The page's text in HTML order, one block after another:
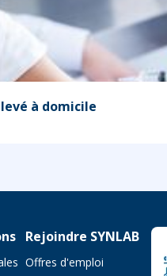
à domicile
Rejoindre SYNLAB
Offres d'emploi